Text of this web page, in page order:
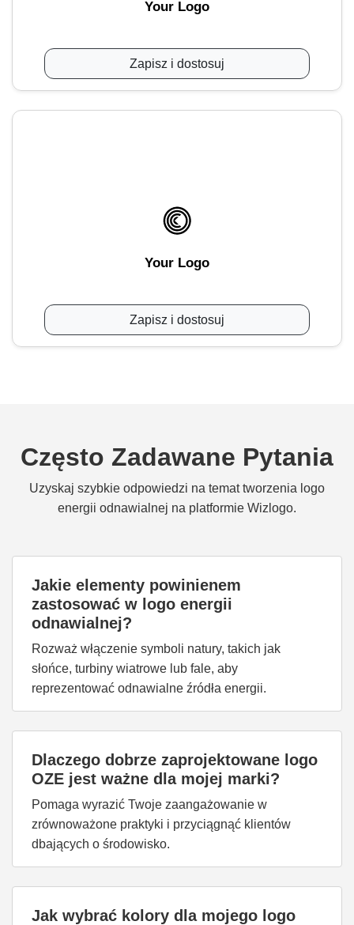
Your Logo
Zapisz i dostosuj
Your Logo
Zapisz i dostosuj
Często Zadawane Pytania
Uzyskaj szybkie odpowiedzi na temat tworzenia logo
energii odnawialnej na platformie Wizlogo.
Jakie elementy powinienem
zastosować w logo energii
odnawialnej?
Rozważ włączenie symboli natury, takich jak
słońce, turbiny wiatrowe lub fale, aby
reprezentować odnawialne źródła energii.
Dlaczego dobrze zaprojektowane logo
OZE jest ważne dla mojej marki?
Pomaga wyrazić Twoje zaangażowanie w
zrównoważone praktyki i przyciągnąć klientów
dbających o środowisko.
Jak wybrać kolory dla mojego logo